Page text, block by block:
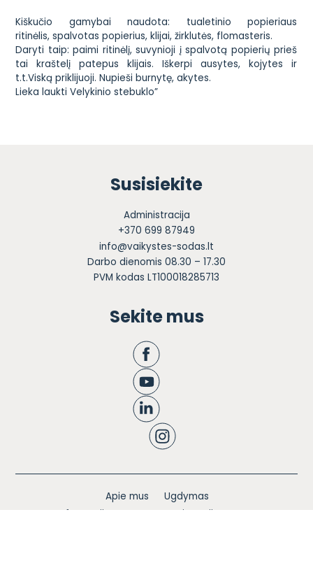
Kiškučio gamybai naudota: tualetinio popieriaus
ritinėlis, spalvotas popierius, klijai, žirklutės, flomasteris.
Daryti taip: paimi ritinėlį, suvynioji į spalvotą popierių prieš
tai kraštelį patepus klijais. Iškerpi ausytes, kojytes ir
t.t.Viską priklijuoji. Nupieši burnytę, akytes.
Lieka laukti Velykinio stebuklo”
Apie mus
Ugdymas
Informacija tėvams
Registracija
Susisiekite
Administracija
+370 699 87949
info@vaikystes-sodas.lt
Darbo dienomis 08.30 – 17.30
PVM kodas LT100018285713
Sekite mus